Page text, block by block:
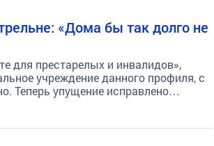
«Дома бы так долго не
для престарелых и инвалидов»,
учреждение данного профиля, с
Теперь упущение исправлено…